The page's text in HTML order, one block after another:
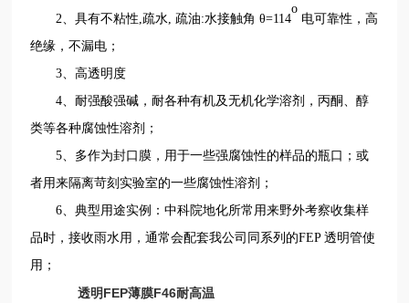
2 、具有不粘性 ,疏水, 疏油:水接触角 θ=114
о
电可靠性，高
绝缘，不漏电；
3 、高透明度
4 、耐强酸强碱，耐各种有机及无机化学溶剂，丙酮、醇
类等各种腐蚀性溶剂；
5
多作为封口膜，用于一些强腐蚀性的样品的瓶口；或
者用来隔离苛刻实验室的一些腐蚀性溶剂；
6 、典型用途实例：中科院地化所常用来野外考察收集样
品时，接收雨水用，通常会配套我公司同系列的FEP 透明管使
用；
透明FEP薄膜F46耐高温